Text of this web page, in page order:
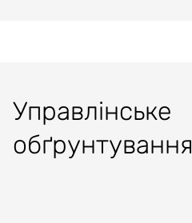
Управлінське
обґрунтування